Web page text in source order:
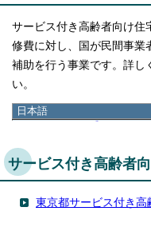
日本語
한국어
简体中文
サービス付き高齢者向け住
修費に対し、国が民間事業
補助を行う事業です。詳し
い。
サービス付き高齢者向
サービス付き高齢者
東京都サービス付き